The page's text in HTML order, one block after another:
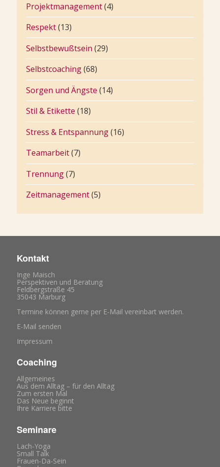
Projektmanagement(4)
Respekt(13)
Selbstbewußtsein (29)
Selbstcoaching(68)
Sorgen und Ängste (14)
Stil & Etikette (18)
Stress & Entspannung(16)
Teamarbeit(7)
Trennung(7)
Zeitmanagement(5)
Kontakt
Inge Maisch
Perspektiven und Beratung
Feldbergstraße 45
35043 Marburg
Termine können gerne per E-Mail vereinbart werden.
E-Mail senden
Impressum
Coaching
Allgemeines
Aus dem Alltag – für den Alltag
Zum ersten Mal
Das Neue beginnt
Ihre Karriere bitte
Seminare
Lach-Yoga
Small Talk
Frauen-Da-Sein